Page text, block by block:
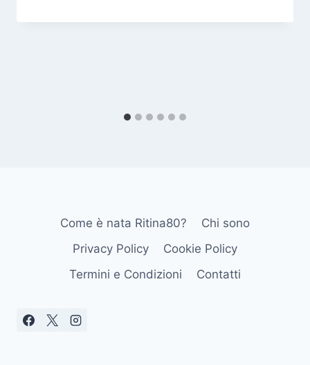
Come è nata Ritina80?
Chi sono
Privacy Policy
Cookie Policy
Termini e Condizioni
Contatti